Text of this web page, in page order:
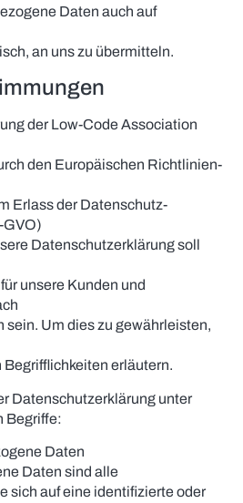
Daten auch auf
an uns zu übermitteln.
der Low-Code Association
den Europäischen Richtlinien-
Erlass der Datenschutz-
GVO)
Datenschutzerklärung soll
unsere Kunden und
sein. Um dies zu gewährleisten,
erläutern.
Datenschutzerklärung unter
Begriffe:
Daten
Daten sind alle
sich auf eine identifizierte oder